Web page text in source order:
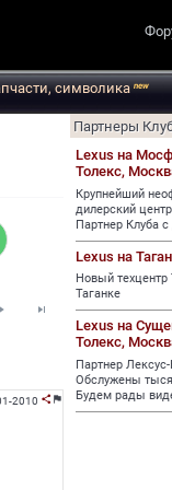
символикаnew

2010  
Партнеры
Lexus на
Толекс,
Крупнейший
дилерский
Партнер Клуба
Lexus на
Новый техцентр
Таганке
Lexus на
Толекс,
Партнер
Обслужены
Будем рады